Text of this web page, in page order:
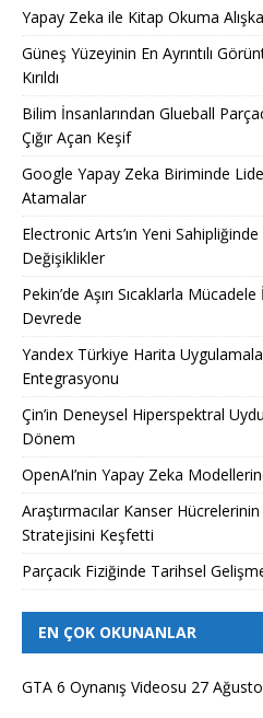
Yapay Zeka ile Kitap Okuma
Güneş Yüzeyinin En Ayrıntılı
Kırıldı
Bilim İnsanlarından Glueball
Çığır Açan Keşif
Google Yapay Zeka Biriminde
Atamalar
Electronic Arts’ın Yeni
Değişiklikler
Pekin’de Aşırı Sıcaklarla
Devrede
Yandex Türkiye Harita
Entegrasyonu
Çin’in Deneysel Hiperspektral
Dönem
OpenAI’nin Yapay Zeka
Araştırmacılar Kanser Hücrelerinin
Stratejisini Keşfetti
Parçacık Fiziğinde Tarihsel
EN ÇOK OKUNANLAR
GTA 6 Oynanış Videosu 27